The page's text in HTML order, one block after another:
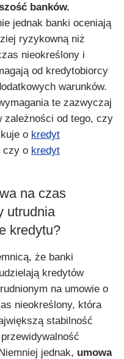
banków.
jednak banki oceniają
ryzykowną niż
nieokreślony i
od kredytobiorcy
warunków.
te zazwyczaj
zależności od tego, czy
o kredyt
czy o kredyt
na czas
utrudnia
kredytu?
że banki
kredytów
na umowie o
nieokreślony, która
stabilność
jednak, umowa